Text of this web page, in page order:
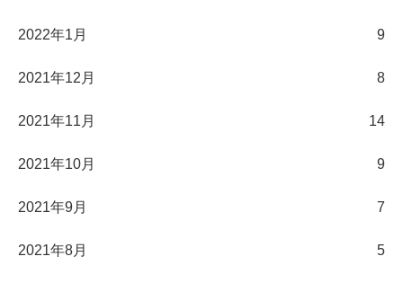
2022年1月 9
2021年12月 8
2021年11月 14
2021年10月 9
2021年9月 7
2021年8月 5